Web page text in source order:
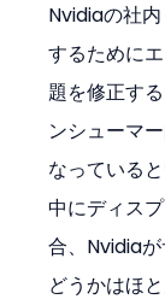
Nvidiaの社
するために
題を修正す
ンシューマ
なっている
中にディス
合、Nvidia
どうかはほ